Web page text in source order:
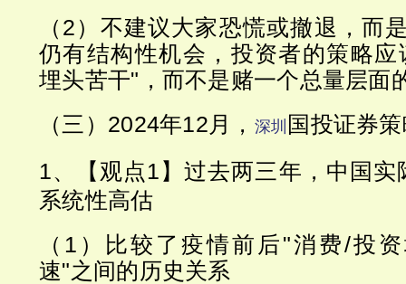
（2）不建议大家恐慌或撤退，而
仍有结构性机会，投资者的策略
埋头苦干"，而不是赌一个总量层面
（三）2024年12月， 深圳 国投证券
1、【观点1】过去两三年，中国实
系统性高估
（1）比较了疫情前后"消费/投
速"之间的历史关系